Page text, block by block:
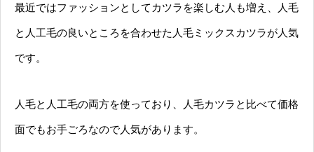
最近ではファッションとしてカツラを楽しむ人も増え、人毛
と人工毛の良いところを合わせた人毛ミックスカツラが人気
です。
人毛と人工毛の両方を使っており、人毛カツラと比べて価格
面でもお手ごろなので人気があります。